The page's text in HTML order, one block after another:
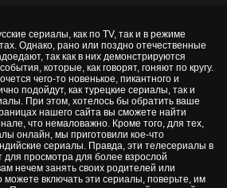
сериалы, как по TV, так и в режиме
Однако, рано или поздно отечественные
так как в них демонстрируются
которые, как говорят, гоняют по кругу.
чего-то новенькое, пикантного и
подойдут, как турецкие сериалы, так и
При этом, хотелось бы обратить ваше
нашего сайта вы сможете найти
что немаловажно. Кроме того, для тех,
онлайн, мы приготовили кое-что
сериалы. Правда, эти телесериалы в
просмотра для более взрослой
нечем занять своих родителей или
можете включать эти сериалы, поверьте, им